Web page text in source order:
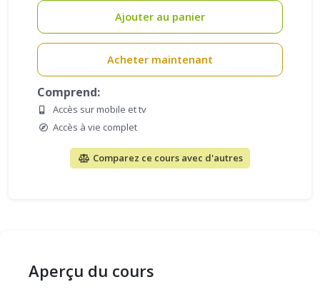
Aperçu du cours
Ajouter au panier
Acheter maintenant
Comprend:
Accès sur mobile et tv
Accès à vie complet
Comparez ce cours avec d'autres